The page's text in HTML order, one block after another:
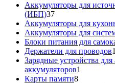
Аккумуляторы для
(ИБП)3737
товаров
Аккумуляторы для
Аккумуляторы для
Блоки питания для
Держатели для проводов1
Зарядные устройства
аккумуляторов1
Карты памяти88